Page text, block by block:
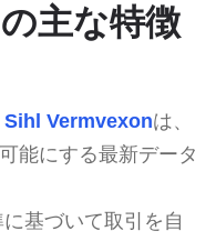
主な特徴
Sihl Vermvexonは、
能にする最新データ
基づいて取引を自